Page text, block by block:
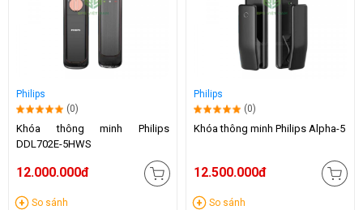
Philips
(0)
Khóa thông minh Philips
DDL702E-5HWS
12.000.000đ
So sánh
Philips
(0)
Khóa thông minh Philips Alpha-5
12.500.000đ
So sánh